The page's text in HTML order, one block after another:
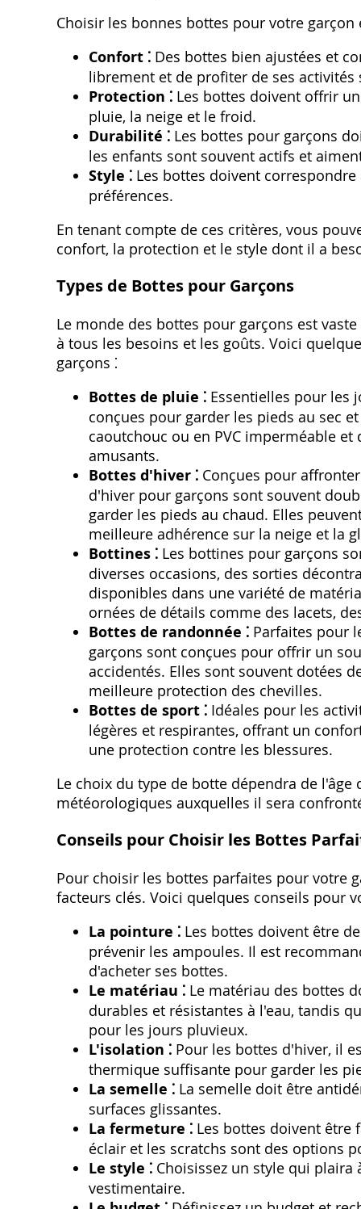
Choisir les bonnes bottes pour votre
Confort ⁚ Des bottes bien ajustées et
librement et de profiter de ses activités
Protection ⁚ Les bottes doivent offrir
pluie, la neige et le froid.
Durabilité ⁚ Les bottes pour garçons
les enfants sont souvent actifs et
Style ⁚ Les bottes doivent
préférences.
En tenant compte de ces critères, vous
confort, la protection et le style dont il a
Types de Bottes pour Garçons
Le monde des bottes pour garçons est
à tous les besoins et les goûts. Voici
garçons ⁚
Bottes de pluie ⁚ Essentielles pour les
conçues pour garder les pieds au sec
caoutchouc ou en PVC imperméable
amusants.
Bottes d'hiver ⁚ Conçues pour
d'hiver pour garçons sont souvent
garder les pieds au chaud. Elles
meilleure adhérence sur la neige et la
Bottines ⁚ Les bottines pour garçons
diverses occasions, des sorties
disponibles dans une variété de
ornées de détails comme des lacets,
Bottes de randonnée ⁚ Parfaites pour
garçons sont conçues pour offrir un
accidentés. Elles sont souvent dotées
meilleure protection des chevilles.
Bottes de sport ⁚ Idéales pour les
légères et respirantes, offrant un
une protection contre les blessures.
Le choix du type de botte dépendra de
météorologiques auxquelles il sera
Conseils pour Choisir les Bottes
Pour choisir les bottes parfaites pour votre
facteurs clés. Voici quelques conseils pour
La pointure ⁚ Les bottes doivent être
prévenir les ampoules. Il est
d'acheter ses bottes.
Le matériau ⁚ Le matériau des bottes
durables et résistantes à l'eau, tandis
pour les jours pluvieux.
L'isolation ⁚ Pour les bottes d'hiver, il
thermique suffisante pour garder les
La semelle ⁚ La semelle doit être
surfaces glissantes.
La fermeture ⁚ Les bottes doivent être
éclair et les scratchs sont des options
Le style ⁚ Choisissez un style qui
vestimentaire.